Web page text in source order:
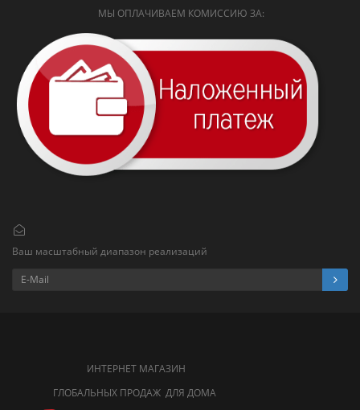
МЫ ОПЛАЧИВАЕМ КОМИССИЮ ЗА:
Ваш масштабный диапазон реализаций
ИНТЕРНЕТ МАГАЗИН
ГЛОБАЛЬНЫХ ПРОДАЖ ДЛЯ ДОМА